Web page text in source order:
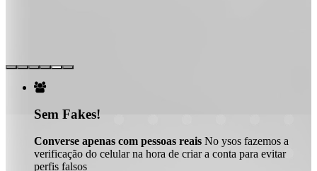

Sem Fakes!
Converse apenas com pessoas reais No ysos fazemos a
verificação do celular na hora de criar a conta para evitar
perfis falsos